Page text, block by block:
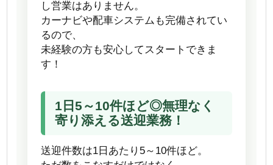
し営業はありません。
カーナビや配車システムも完備されてい
るので、
未経験の方も安心してスタートできま
す！
1日5～10件ほど◎無理なく
寄り添える送迎業務！
送迎件数は1日あたり5～10件ほど。